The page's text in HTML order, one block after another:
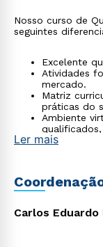
Nosso curso de
seguintes
Excelente
Atividades
mercado.
Matriz
práticas do
Ambiente
Material
Transforme
primeiro
Ler mais
Carlos Eduardo